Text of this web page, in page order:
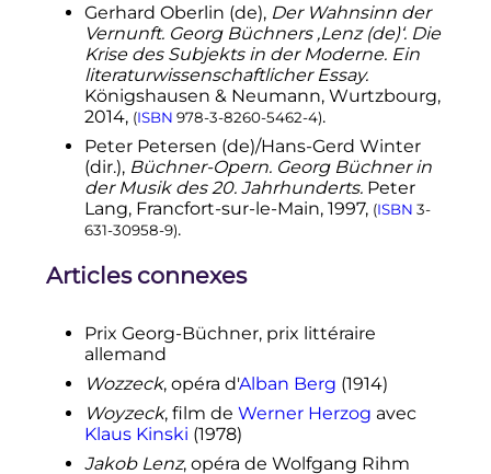
Gerhard Oberlin (de), Der Wahnsinn der
Vernunft. Georg Büchners ‚Lenz (de)‘. Die
Krise des Subjekts in der Moderne. Ein
literaturwissenschaftlicher Essay.
Königshausen & Neumann, Wurtzbourg,
2014, (ISBN 978-3-8260-5462-4).
Peter Petersen (de)/Hans-Gerd Winter
(dir.), Büchner-Opern. Georg Büchner in
der Musik des 20. Jahrhunderts.Peter
Lang, Francfort-sur-le-Main, 1997, (ISBN 3-
631-30958-9).
Articles connexes
Prix Georg-Büchner, prix littéraire
allemand
Wozzeck, opéra d'Alban Berg (1914)
Woyzeck, film de Werner Herzog avec
Klaus Kinski (1978)
Jakob Lenz, opéra de Wolfgang Rihm